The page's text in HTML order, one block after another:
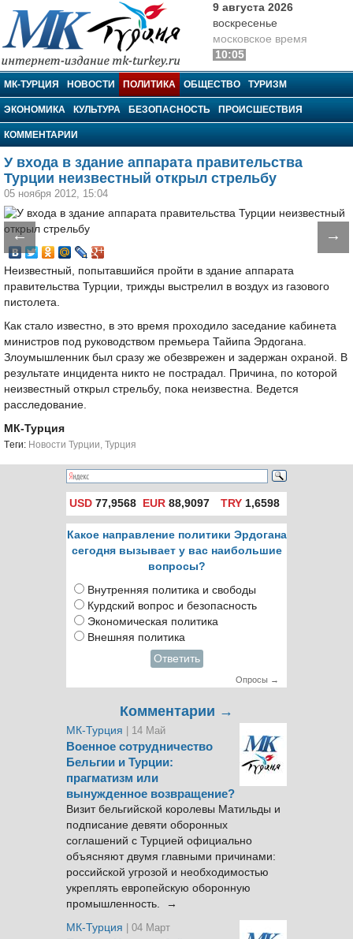
МК-Турция
9 августа 2026
воскресенье
московское время
10:05
МК-ТУРЦИЯ НОВОСТИ ПОЛИТИКА ОБЩЕСТВО ТУРИЗМ
ЭКОНОМИКА КУЛЬТУРА БЕЗОПАСНОСТЬ ПРОИСШЕСТВИЯ
КОММЕНТАРИИ
У входа в здание аппарата правительства
Турции неизвестный открыл стрельбу
05 ноября 2012, 15:04
← →
Неизвестный, попытавшийся пройти в здание аппарата
правительства Турции, трижды выстрелил в воздух из газового
пистолета.
Как стало известно, в это время проходило заседание кабинета
министров под руководством премьера Тайипа Эрдогана.
Злоумышленник был сразу же обезврежен и задержан охраной. В
результате инцидента никто не пострадал. Причина, по которой
неизвестный открыл стрельбу, пока неизвестна. Ведется
расследование.
МК-Турция
Tеги: Новости Турции, Турция
USD 77,9568 EUR 88,9097 TRY1,6598
Какое направление политики Эрдогана
сегодня вызывает у вас наибольшие
вопросы?
Внутренняя политика и свободы
Курдский вопрос и безопасность
Экономическая политика
Внешняя политика
Ответить
Опросы →
Комментарии →
МК-Турция | 14 Май
Военное сотрудничество
Бельгии и Турции:
прагматизм или
вынужденное возвращение?
Визит бельгийской королевы Матильды и
подписание девяти оборонных
соглашений с Турцией официально
объясняют двумя главными причинами:
российской угрозой и необходимостью
укреплять европейскую оборонную
промышленность. →
МК-Турция
| 04 Март